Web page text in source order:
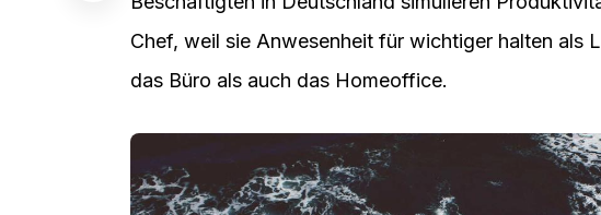
Chef, weil sie Anwesenheit für wichtiger halten als
das Büro als auch das Homeoffice.